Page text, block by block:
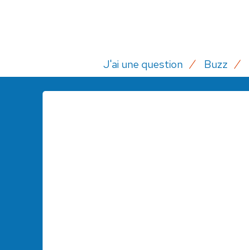
J'ai une question Buzz